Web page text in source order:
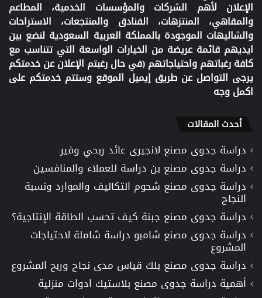
الإعلان لأهم الشركات والمؤسسات الخدمية، المطاعم
والمقاهي، المنتزهات، الفنادق والمنتجعات، الاستراحات
والشاليهات الموجودة بالمملكة العربية السعودية لنضع بين
ايديهم قائمة عريضة من الخيارات الواسعة التي تتناسب مع
كافة رغباتهم واحتياجاتهم (في حال رغبتم الإعلان عن خدمتكم
يرجى التواصل عن طريق إيميل الموقع وستتم خدمتكم على
اكمل وجه
أحدث المقالات
دراسة جدوى مصنع لانجيرى عائد ربحي وفير
دراسة جدوى مصنع بن دراسة للعملاء والمنافسين
دراسة جدوى مصنع شحوم التكاليف والموارد ونسبة
النجاح
دراسة جدوى مصنع جبنة كيف تحسب الطاقة الإنتاجية؟
دراسة جدوى مصنع شامبو دراسة شاملة لاحتياجات
المشروع
دراسة جدوى مصنع بلك قياس مدى نجاح وربح المشروع
أهمية دراسة جدوى مصنع بلاستيك ادوات منزلية